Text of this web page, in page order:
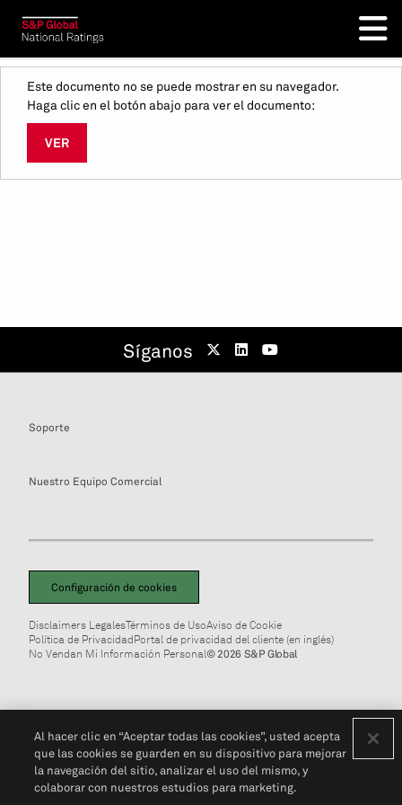
Este documento no se puede mostrar en su navegador.
Haga clic en el botón abajo para ver el documento:
VER
Síganos
Soporte
Nuestro Equipo Comercial
Configuración de cookies
Disclaimers LegalesTérminos de UsoAviso de Cookie
Política de PrivacidadPortal de privacidad del cliente (en inglés)
No Vendan Mi Información Personal© 2026 S&P Global
Al hacer clic en “Aceptar todas las cookies”, usted acepta
que las cookies se guarden en su dispositivo para mejorar
la navegación del sitio, analizar el uso del mismo, y
colaborar con nuestros estudios para marketing.